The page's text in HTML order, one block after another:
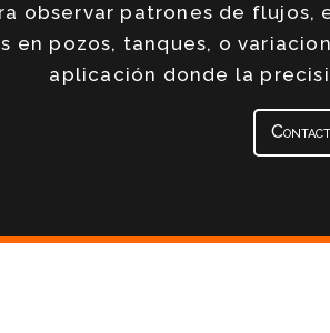
observar patrones de
en pozos, tanques, o
aplicación donde la